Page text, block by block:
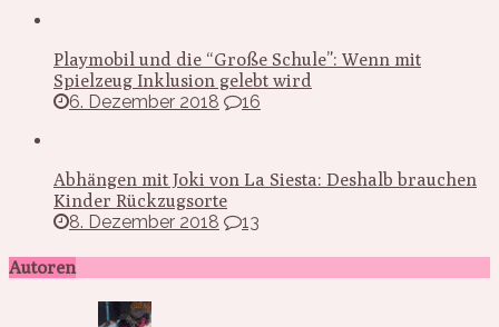
Playmobil und die “Große Schule”: Wenn mit
Spielzeug Inklusion gelebt wird
6. Dezember 2018
16
Abhängen mit Joki von La Siesta: Deshalb brauchen
Kinder Rückzugsorte
8. Dezember 2018
13
Autoren